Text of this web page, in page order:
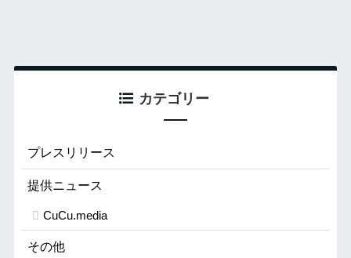
カテゴリー
プレスリリース
提供ニュース
CuCu.media
その他